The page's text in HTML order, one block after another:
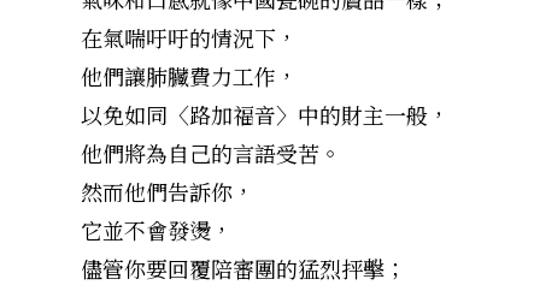
在氣喘吁吁的情況下，
他們讓肺臟費力工作，
以免如同〈路加福音〉中的財主一般，
他們將為自己的言語受苦。
然而他們告訴你，
它並不會發燙，
儘管你要回覆陪審團的猛烈抨擊；